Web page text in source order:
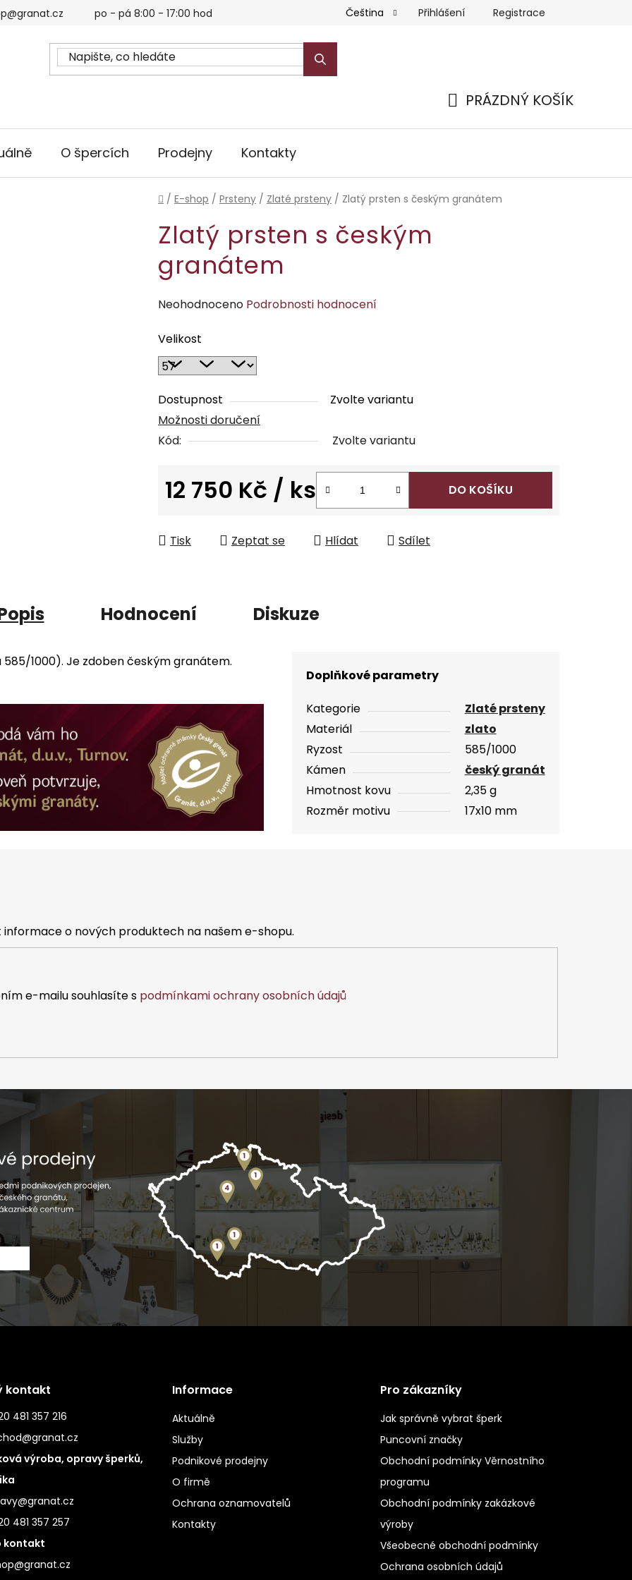
po - pá 8:00 - 17:00 hod Čeština Přihlášení Registrace
PRÁZDNÝ KOŠÍK
O špercích Prodejny Kontakty
Domů
/ E-shop / Prsteny / Zlaté prsteny / Zlatý prsten s českým granátem
Zlatý prsten s českým
granátem
Průměrné
produktu
je
0,0
z
5
hvězdiček.
Neohodnoceno Podrobnosti hodnocení
Velikost
Dostupnost
Zvolte variantu
Možnosti doručení
Kód:
Zvolte variantu
12 750 Kč / ks DO KOŠÍKU
Tisk Zeptat se Hlídat Sdílet
Hodnocení Diskuze
1000). Je zdoben českým granátem.
Doplňkové parametry
Kategorie
Zlaté prsteny
Materiál
zlato
Ryzost
585/1000
Kámen
český granát
Hmotnost kovu
2,35 g
Rozměr motivu
17x10 mm
o nových produktech na našem e-shopu.
e-mailu souhlasíte s podmínkami ochrany osobních údajů
kontakt
481 357 216
výroba, opravy šperků,
481 357 257
kontakt
Informace
Aktuálně
Služby
Podnikové prodejny
O firmě
Ochrana oznamovatelů
Kontakty
Pro zákazníky
Jak správně vybrat šperk
Puncovní značky
Obchodní podmínky Věrnostního
programu
Obchodní podmínky zakázkové
výroby
Všeobecné obchodní podmínky
Ochrana osobních údajů